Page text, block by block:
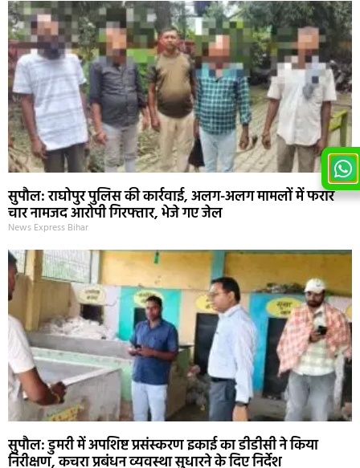
सुपौल: राघोपुर पुलिस की कार्रवाई, अलग-अलग मामलों में फरार
चार नामजद आरोपी गिरफ्तार, भेजे गए जेल
News Express Bihar
सुपौल: डुमरी में अपशिष्ट प्रसंस्करण इकाई का डीडीसी ने किया
निरीक्षण, कचरा प्रबंधन व्यवस्था सुधारने के दिए निर्देश